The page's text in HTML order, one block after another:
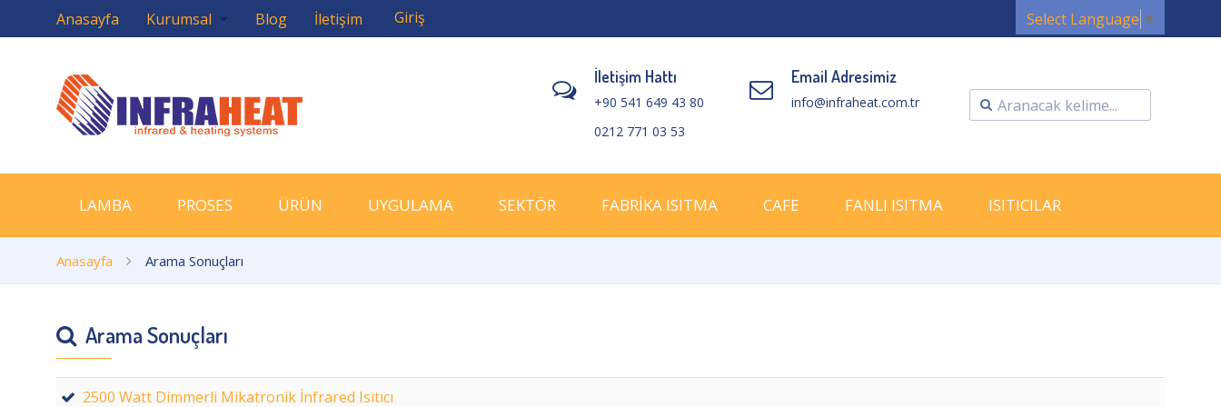
Anasayfa Kurumsal Blog İletişim Giriş Select Language ▼
İletişim Hattı
+90 541 649 43 80
0212 771 03 53
Email Adresimiz
info@infraheat.com.tr
LAMBA PROSES ÜRÜN UYGULAMA SEKTÖR FABRİKA ISITMA CAFE FANLI ISITMA ISITICILAR
Anasayfa Arama Sonuçları
Arama Sonuçları
2500 Watt Dimmerli Mikatronik İnfrared Isıtıcı